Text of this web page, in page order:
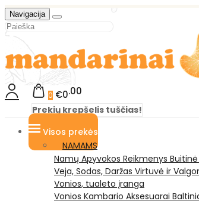
Navigacija
0 €0 00
Prekių krepšelis tuščias!
Visos prekės
NAMAMS
Namų Apyvokos Reikmenys
Veja, Sodas, Daržas Virtuvė ir
Vonios, tualeto įranga
Vonios Kambario Aksesuarai